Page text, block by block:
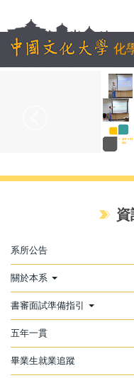
到
主
化
資
系所公告
關於本系
書審面試準備指引
五年一貫
畢業生就業追蹤